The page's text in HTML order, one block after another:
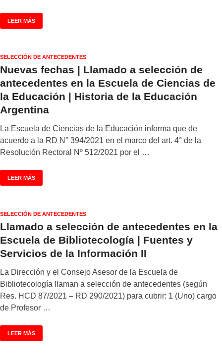
LEER MÁS
SELECCIÓN DE ANTECEDENTES
Nuevas fechas | Llamado a selección de
antecedentes en la Escuela de Ciencias de
la Educación | Historia de la Educación
Argentina
La Escuela de Ciencias de la Educación informa que de
acuerdo a la RD N° 394/2021 en el marco del art. 4° de la
Resolución Rectoral Nº 512/2021 por el …
LEER MÁS
SELECCIÓN DE ANTECEDENTES
Llamado a selección de antecedentes en la
Escuela de Bibliotecología | Fuentes y
Servicios de la Información II
La Dirección y el Consejo Asesor de la Escuela de
Bibliotecología llaman a selección de antecedentes (según
Res. HCD 87/2021 – RD 290/2021) para cubrir: 1 (Uno) cargo
de Profesor …
LEER MÁS